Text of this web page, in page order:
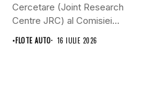
Cercetare (Joint Research
Centre JRC) al Comisiei
Europene susține...
•FLOTE AUTO 16 IULIE 2026